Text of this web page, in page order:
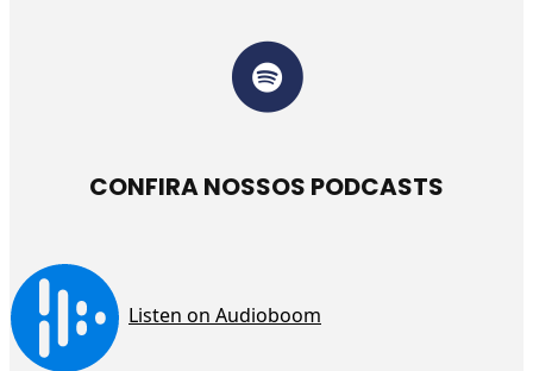
CONFIRA NOSSOS PODCASTS